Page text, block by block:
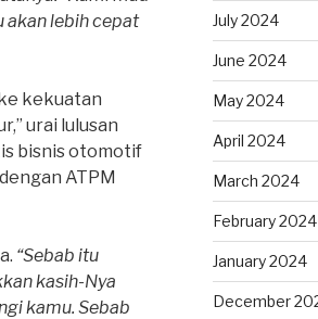
akan lebih cepat
kekuatan
urai lulusan
bisnis otomotif
ATPM
“Sebab itu
kasih-Nya
kamu. Sebab
July 2024
June 2024
May 2024
April 2024
March 2024
February 2024
January 2024
December